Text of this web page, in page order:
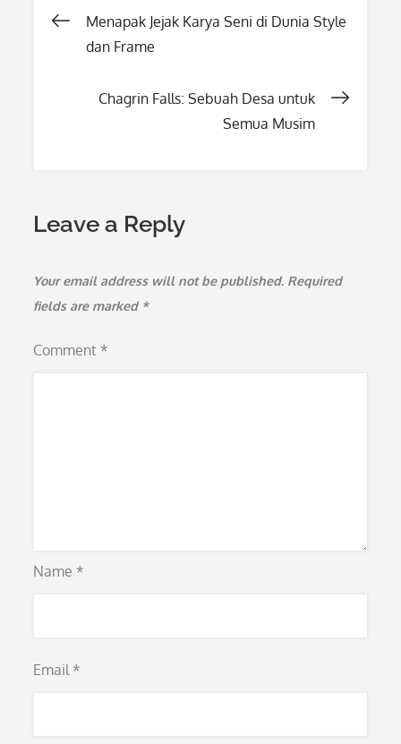
Post
Menapak Jejak Karya Seni di Dunia Style
dan Frame
Chagrin Falls: Sebuah Desa untuk
Semua Musim
Leave a Reply
Your email address will not be published. Required
fields are marked *
Comment *
Name *
Email *